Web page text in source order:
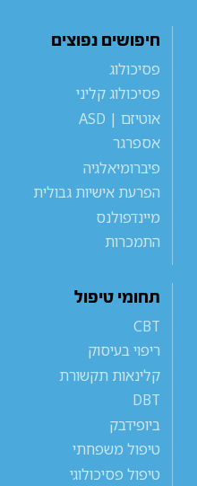
חיפושים נפוצים
פסיכולוג
פסיכולוג קליני
אוטיזם | ASD
אספרגר
פיברומיאלגיה
הפרעת אישיות גבולית
מיינדפולנס
התמכרות
תחומי טיפול
CBT
ריפוי בעיסוק
קלינאות תקשורת
DBT
ביופידבק
טיפול משפחתי
טיפול פסיכולוגי